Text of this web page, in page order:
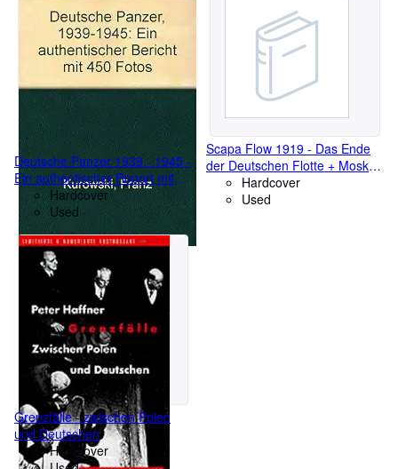
Deutsche Panzer 1939 - 1945 -
Ein authentischer Report mit
450 FotosHardcover
Used
Scapa Flow 1919 - Das Ende
der Deutschen Flotte + Moskau
wusste Alles - Die
entscheidende
Hardcover
Used
Grenzfälle - zwischen Polen
und Deutschen
Hardcover